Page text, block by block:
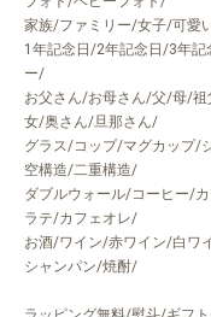
家族/ファミリー/女子/可愛
1年記念日/2年記念日/3年
ー/
お父さん/お母さん/父/母/
女/奥さん/旦那さん/
グラス/コップ/マグカップ/
空構造/二重構造/
ダブルウォール/コーヒー/
ラテ/カフェオレ/
お酒/ワイン/赤ワイン/白ワ
シャンパン/焼酎/